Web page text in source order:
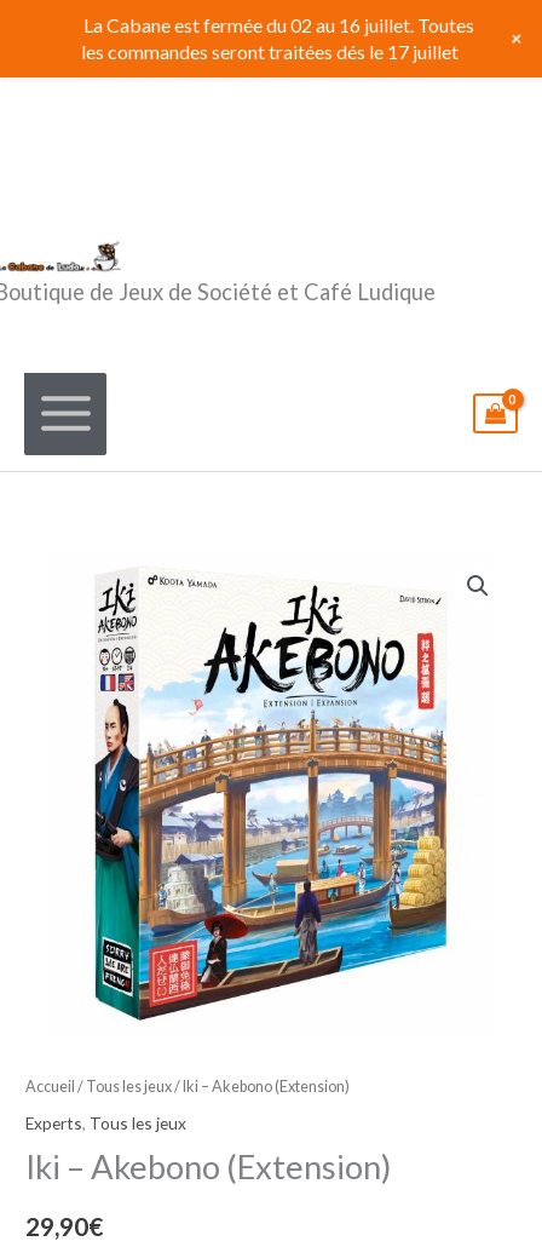
contenu
de Jeux de Société et Café Ludique
Accueil / Tous les jeux/ Iki – Akebono (Extension)
Experts, Tous les jeux
Iki – Akebono (Extension)
29,90€
La Cabane est fermée du 02 au 16 juillet. Toutes
les commandes seront traitées dés le 17 juillet
+